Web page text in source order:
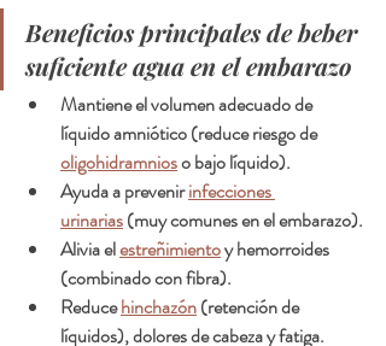
Beneficios principales de beber
suficiente agua en el embarazo
Mantiene el volumen adecuado de
líquido amniótico (reduce riesgo de
oligohidramnios o bajo líquido).
Ayuda a prevenir infecciones
urinarias (muy comunes en el embarazo).
Alivia el estreñimiento y hemorroides
(combinado con fibra).
Reduce hinchazón (retención de
líquidos), dolores de cabeza y fatiga.